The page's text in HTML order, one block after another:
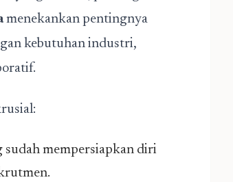
menekankan pentingnya
kebutuhan industri,
sudah mempersiapkan diri